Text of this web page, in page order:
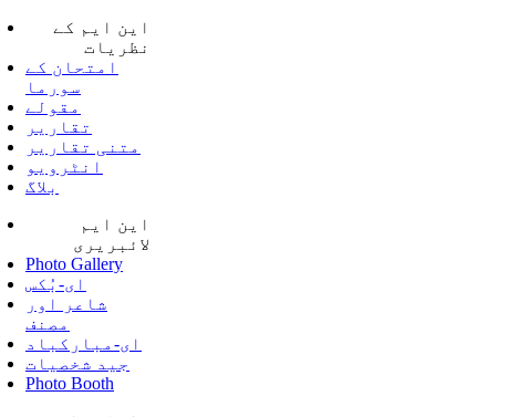
این ایم کے
نظریات
امتحان کے
سورما
مقولے
تقاریر
متنی تقاریر
انٹرویو
بلاگ
این ایم
لائبریری
Photo Gallery
ای-بُکس
شاعر اور
مصنف
ای-مبارکباد
جید شخصیات
Photo Booth